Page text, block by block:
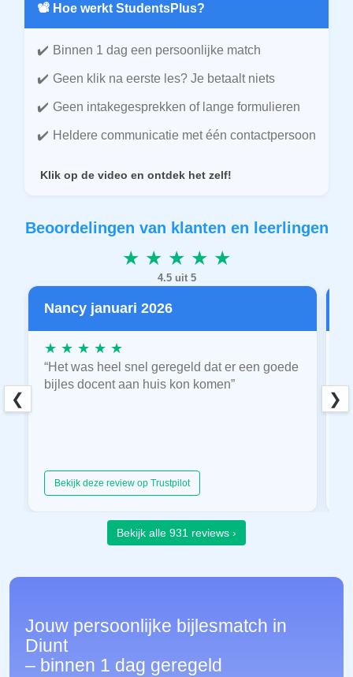
📽️ Hoe werkt StudentsPlus?
Binnen 1 dag een persoonlijke match
Geen klik na eerste les? Je betaalt niets
Geen intakegesprekken of lange formulieren
Heldere communicatie met één contactpersoon
Klik op de video en ontdek het zelf!
Beoordelingen van klanten en leerlingen
★ ★ ★ ★ ★
4.5 uit 5
Nancy januari 2026
★ ★ ★ ★ ★
“Het was heel snel geregeld dat er een goede
bijles docent aan huis kon komen”
Bekijk deze review op Trustpilot
❮ ❯
Bekijk alle 931 reviews ›
Jouw persoonlijke bijlesmatch in
Diunt
– binnen 1 dag geregeld